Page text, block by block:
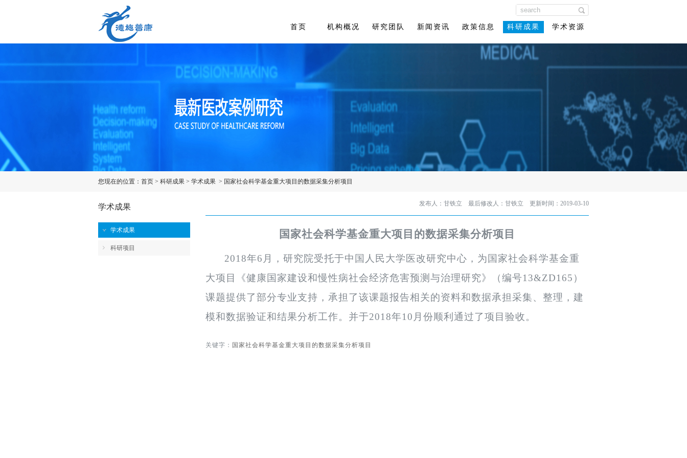
首页 机构概况 研究团队 新闻资讯 政策信息 科研成果 学术资源
您现在的位置： 首页 > 科研成果 > 学术成果 > 国家社会科学基金重大项目的数据采集分析项目
学术成果
学术成果
科研项目
发布人：甘铁立 最后修改人：甘铁立 更新时间：2019-03-10
国家社会科学基金重大项目的数据采集分析项目
2018年6 月，研究院受托于中国人民大学医改研究中心，为 国家社会科学基金重
大项目《健康国家建设和慢性病社会经济危害预测与治理研究》（编号13&ZD165 ）
课题提供了部分专业支持，承担了该课题报告相关的资料和数据承担采集、整理，建
模和数据验证和结果分析工作。并于2018年10 月份顺利通过了项目验收。
关键字： 国家社会科学基金重大项目的数据采集分析项目